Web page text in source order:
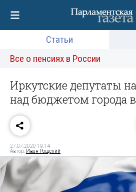
Статьи
Все о пенсиях в России
Иркутские депутаты
над бюджетом города
27.07.2020 19:14
Автор: Иван Рощепий